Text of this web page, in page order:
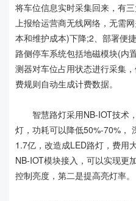
将车位信息实时采集回来，有
上报给运营商无线网络，无需
本和维护成本)下降;2、部署便
路侧停车系统包括地磁模块(内
测器对车位占用状态进行采集
费规则自动生成计费数据。
智慧路灯采用NB-IOT技术
灯，功耗可以降低50%-70%，
1.7亿，改造成LED路灯，费用
NB-IOT模块接入，可以实现更
控制亮度，第二是提高亮灯率。